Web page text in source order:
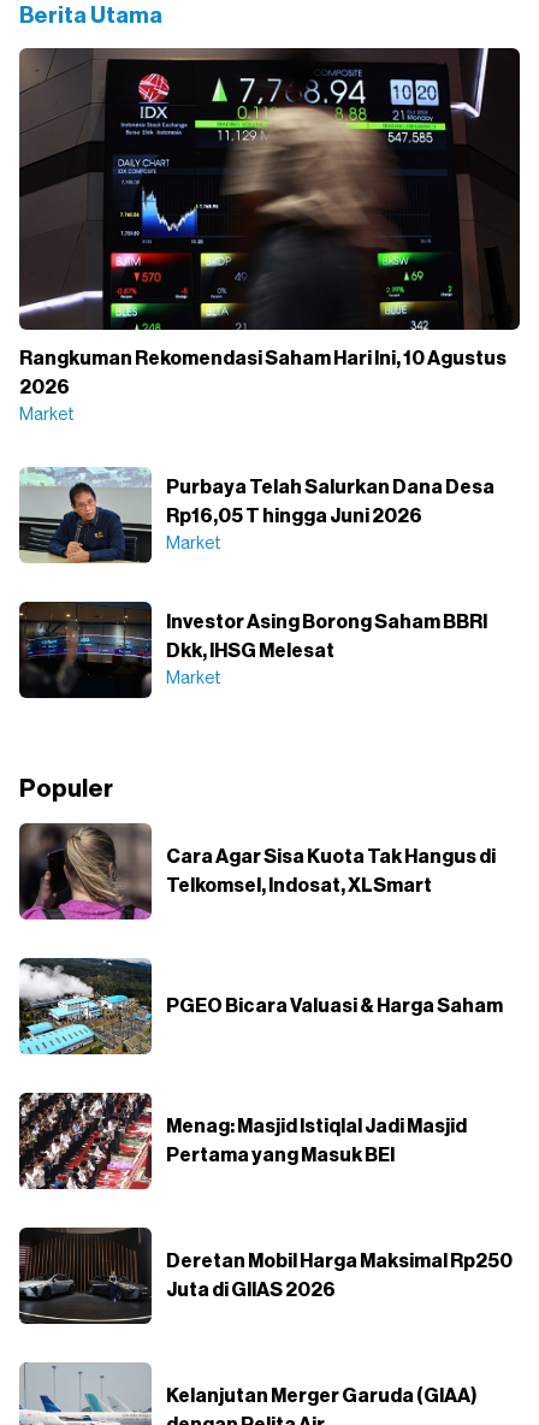
Berita Utama
Rangkuman Rekomendasi Saham Hari Ini, 10 Agustus
2026
Market
Purbaya Telah Salurkan Dana Desa
Rp16,05 T hingga Juni 2026
Market
Investor Asing Borong Saham BBRI
Dkk, IHSG Melesat
Market
Populer
Cara Agar Sisa Kuota Tak Hangus di
Telkomsel, Indosat, XLSmart
PGEO Bicara Valuasi & Harga Saham
Menag: Masjid Istiqlal Jadi Masjid
Pertama yang Masuk BEI
Deretan Mobil Harga Maksimal Rp250
Juta di GIIAS 2026
Kelanjutan Merger Garuda (GIAA)